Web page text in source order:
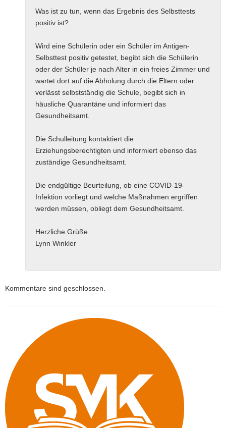
Was ist zu tun, wenn das Ergebnis des Selbsttests
positiv ist?
Wird eine Schülerin oder ein Schüler im Antigen-
Selbsttest positiv getestet, begibt sich die Schülerin
oder der Schüler je nach Alter in ein freies Zimmer und
wartet dort auf die Abholung durch die Eltern oder
verlässt selbstständig die Schule, begibt sich in
häusliche Quarantäne und informiert das
Gesundheitsamt.
Die Schulleitung kontaktiert die
Erziehungsberechtigten und informiert ebenso das
zuständige Gesundheitsamt.
Die endgültige Beurteilung, ob eine COVID-19-
Infektion vorliegt und welche Maßnahmen ergriffen
werden müssen, obliegt dem Gesundheitsamt.
Herzliche Grüße
Lynn Winkler
Kommentare sind geschlossen.